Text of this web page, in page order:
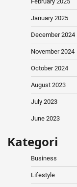
January 2025
December 2024
November 2024
October 2024
August 2023
July 2023
June 2023
Kategori
Business
Lifestyle